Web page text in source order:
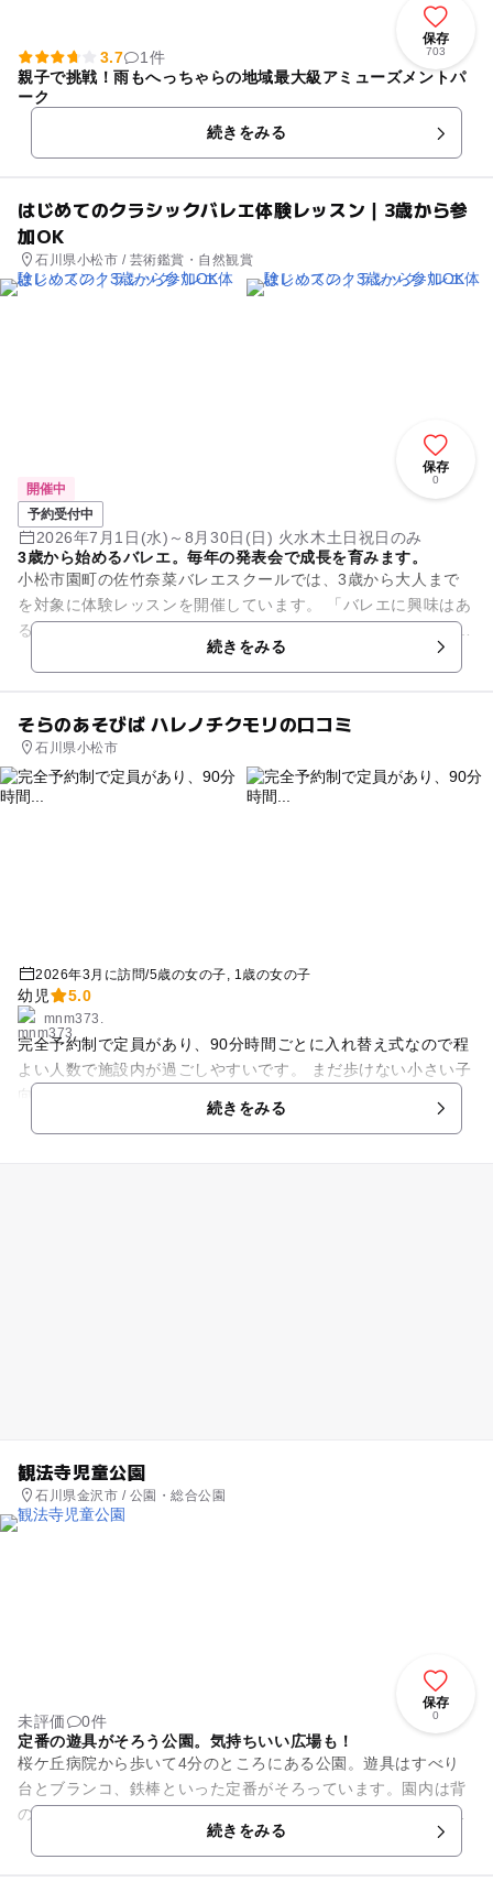
保存
703
3.7
1件
親子で挑戦！雨もへっちゃらの地域最大級アミューズメントパ
ーク
続きをみる
はじめてのクラシックバレエ体験レッスン｜3歳から参
加OK
石川県小松市 / 芸術鑑賞・自然観賞
保存
0
開催中
予約受付中
2026年7月1日(水)～8月30日(日) 火水木土日祝日のみ
3歳から始めるバレエ。毎年の発表会で成長を育みます。
小松市園町の佐竹奈菜バレエスクールでは、3歳から大人まで
を対象に体験レッスンを開催しています。 「バレエに興味はあ
るけれど、できるか不安…」 「習い事を始めたいけれど、まず
続きをみる
そらのあそびば ハレノチクモリの口コミ
石川県小松市
2026年3月に訪問/5歳の女の子 1歳の女の子
幼児 5.0
mnm373.
完全予約制で定員があり、90分時間ごとに入れ替え式なので程
よい人数で施設内が過ごしやすいです。 まだ歩けない小さい子
向けのエリアと階段や滑り台があるエリアの二つは通路を挟ん
でいて間にトイレがあります。 全て木で出来ていて、おもちゃ
続きをみる
観法寺児童公園
石川県金沢市 / 公園・総合公園
保存
0
未評価
0件
定番の遊具がそろう公園。気持ちいい広場も！
桜ケ丘病院から歩いて4分のところにある公園。遊具はすべり
台とブランコ、鉄棒といった定番がそろっています。園内は背
の高い樹木が少なめで、開放感たっぷり。日当たりがよく、気
持ちのいい空気が流れていま...続きをみる